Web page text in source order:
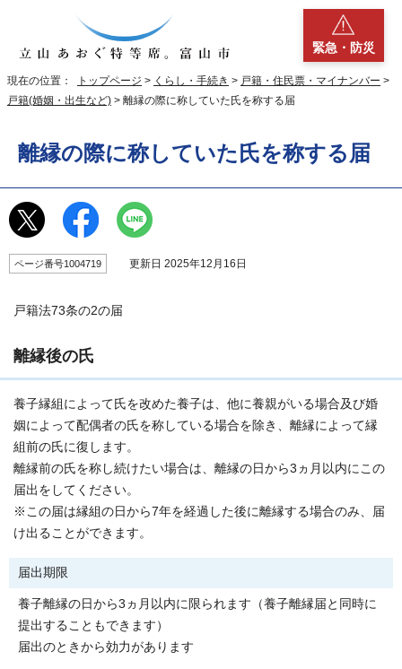
緊急・防災
現在の位置： トップページ > くらし・手続き > 戸籍・住民票・マイナンバー >
戸籍(婚姻・出生など) > 離縁の際に称していた氏を称する届
離縁の際に称していた氏を称する届
ページ番号1004719 更新日 2025年12月16日
戸籍法73条の2の届
離縁後の氏
養子縁組によって氏を改めた養子は、他に養親がいる場合及び婚
姻によって配偶者の氏を称している場合を除き、離縁によって縁
組前の氏に復します。
離縁前の氏を称し続けたい場合は、離縁の日から3ヵ月以内にこの
届出をしてください。
※この届は縁組の日から7年を経過した後に離縁する場合のみ、届
け出ることができます。
届出期限
養子離縁の日から3ヵ月以内に限られます（養子離縁届と同時に
提出することもできます）
届出のときから効力があります